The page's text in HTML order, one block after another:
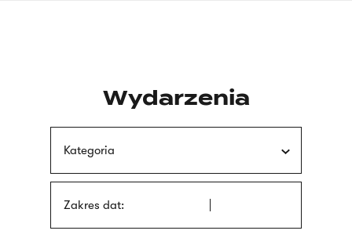
Wydarzenia
Kategoria
Zakres dat: